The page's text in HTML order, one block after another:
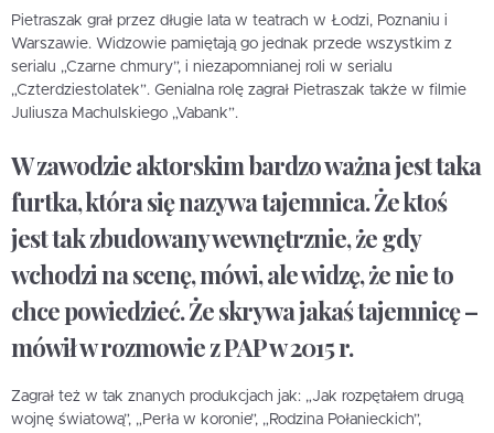
Pietraszak grał przez długie lata w teatrach w Łodzi, Poznaniu i
Warszawie. Widzowie pamiętają go jednak przede wszystkim z
serialu „Czarne chmury”, i niezapomnianej roli w serialu
„Czterdziestolatek”. Genialna rolę zagrał Pietraszak także w filmie
Juliusza Machulskiego „Vabank”.
W zawodzie aktorskim bardzo ważna jest taka
furtka, która się nazywa tajemnica. Że ktoś
jest tak zbudowany wewnętrznie, że gdy
wchodzi na scenę, mówi, ale widzę, że nie to
chce powiedzieć. Że skrywa jakaś tajemnicę –
mówił w rozmowie z PAP w 2015 r.
Zagrał też w tak znanych produkcjach jak: „Jak rozpętałem drugą
wojnę światową”, „Perła w koronie”, „Rodzina Połanieckich”,